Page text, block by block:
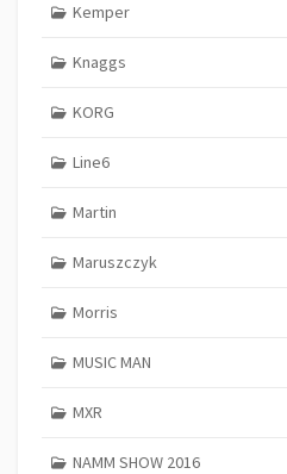
Kemper
Knaggs
KORG
Line6
Martin
Maruszczyk
Morris
MUSIC MAN
MXR
NAMM SHOW 2016